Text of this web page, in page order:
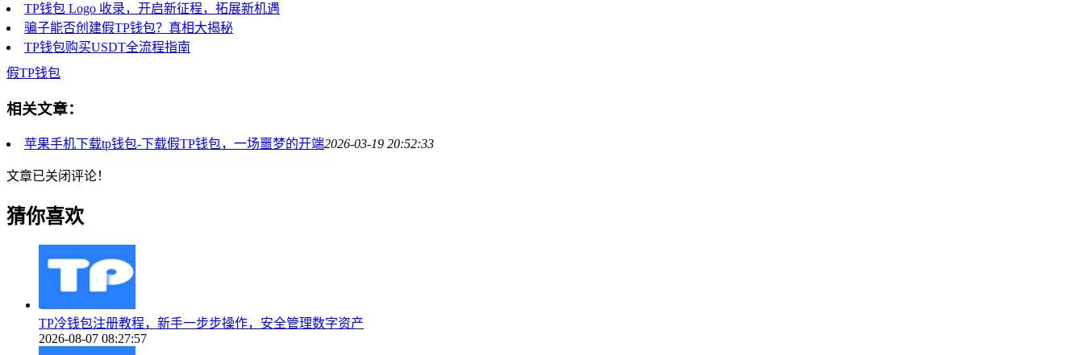
TP钱包 Logo 收录，开启新征程，拓展新机遇
骗子能否创建假TP钱包？真相大揭秘
TP钱包购买USDT全流程指南
假TP钱包
相关文章：
苹果手机下载tp钱包-下载假TP钱包，一场噩梦的开端2026-03-19 20:52:33
文章已关闭评论！
猜你喜欢
TP冷钱包注册教程，新手一步步操作，安全管理数字资产
2026-08-07 08:27:57